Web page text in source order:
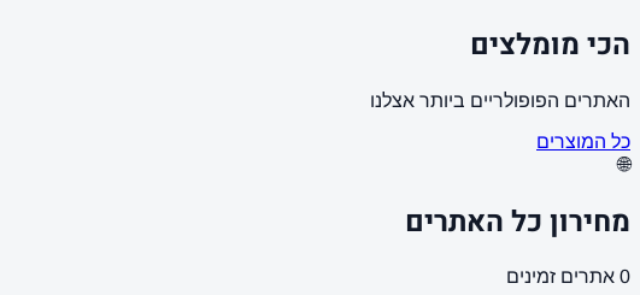
הכי מומלצים
האתרים הפופולריים ביותר אצלנו
כל המוצרים
🌐
מחירון כל האתרים
0 אתרים זמינים